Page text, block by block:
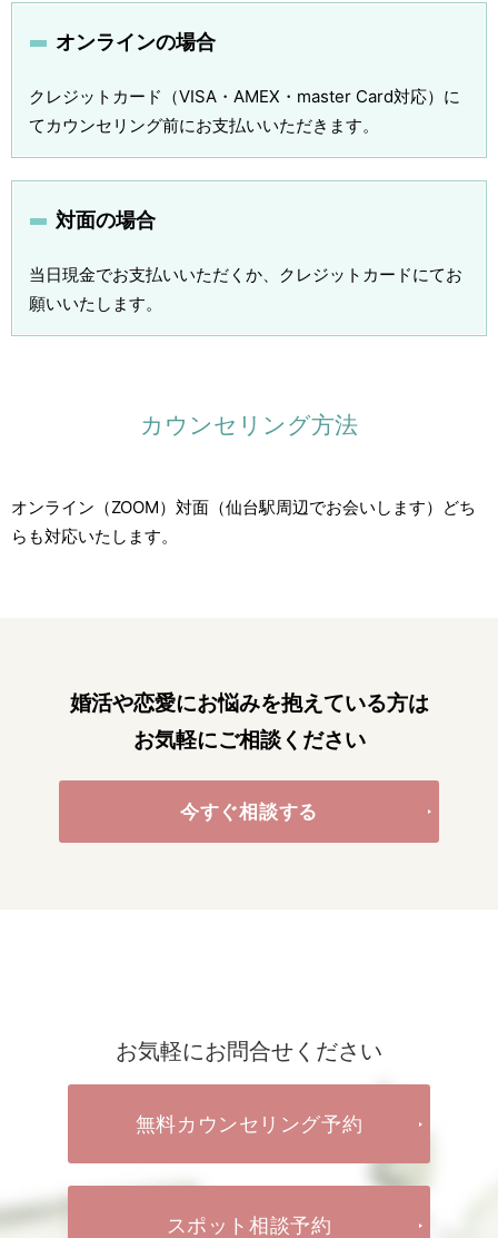
オンラインの場合
クレジットカード（VISA・AMEX・master Card対応）に
てカウンセリング前にお支払いいただきます。
対面の場合
当日現金でお支払いいただくか、クレジットカードにてお
願いいたします。
カウンセリング方法
オンライン（ZOOM）対面（仙台駅周辺でお会いします）どち
らも対応いたします。
婚活や恋愛にお悩みを抱えている方は
お気軽にご相談ください
今すぐ相談する
お気軽にお問合せください
無料カウンセリング予約
スポット相談予約